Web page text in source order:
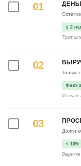
01
≥ 2
02
Только
Факт
Меньше
03
Долги
<